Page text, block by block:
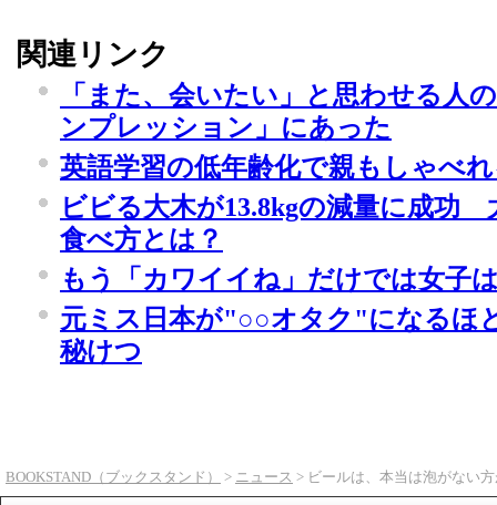
関連リンク
「また、会いたい」と思わせる人
ンプレッション」にあった
英語学習の低年齢化で親もしゃべ
ビビる大木が13.8kgの減量に成功
食べ方とは？
もう「カワイイね」だけでは女子
元ミス日本が"○○オタク"になるほ
秘けつ
BOOKSTAND（ブックスタンド） > ニュース > ビールは、本当は泡がない